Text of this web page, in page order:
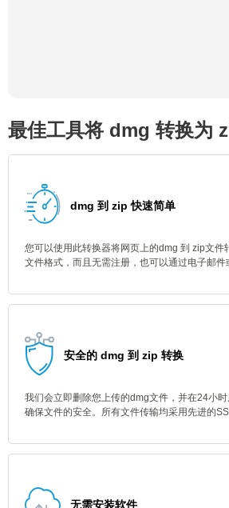
最佳工具将 dmg 转换为
dmg 到 zip 快速简单
您可以使用此转换器将网页上的dmg 到 zip文件
文件格式，而且无需注册，也可以通过电子邮件
安全的 dmg 到 zip 转换
我们会立即删除您上传的dmg文件，并在24小
确保文件的安全。所有文件传输均采用先进的
无需安装软件